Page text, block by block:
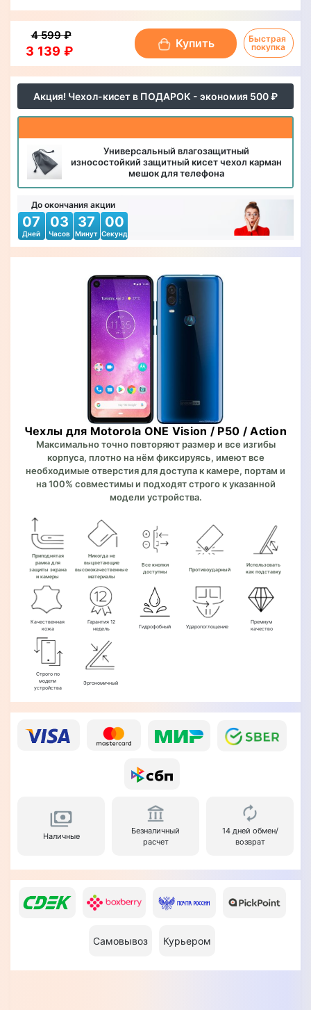
Акция! Чехол-кисет в ПОДАРОК - экономия 500 ₽
Универсальный влагозащитный
износостойкий защитный кисет чехол карман
мешок для телефона
До окончания акции
07
Дней
03
Часов
36
Минут
58
Секунд
Чехлы для Motorola ONE Vision / P50 / Action
Максимально точно повторяют размер и все изгибы
корпуса, плотно на нём фиксируясь, имеют все
необходимые отверстия для доступа к камере, портам и
на 100% совместимы и подходят строго к указанной
модели устройства.
Приподнятая
рамка для
защиты экрана
и камеры
Никогда не
выцветающие
высококачественные
материалы
Все кнопки
доступны
Противоударный
Использовать
как подставку
Качественная
кожа
Гарантия 12
недель
Гидрофобный Ударопоглощение
Премиум
качество
Строго по
модели
устройства
Эргономичный
Наличные
Безналичный
расчет
14 дней обмен/
возврат
Самовывоз Курьером
3 139 ₽
4 599 ₽
Купить
Быстрая
покупка